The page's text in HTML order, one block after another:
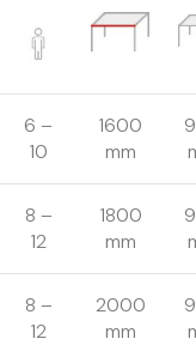
6 –
10
1600
mm
8 –
12
1800
mm
8 –
12
2000
mm